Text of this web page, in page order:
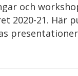
och
2020-21.